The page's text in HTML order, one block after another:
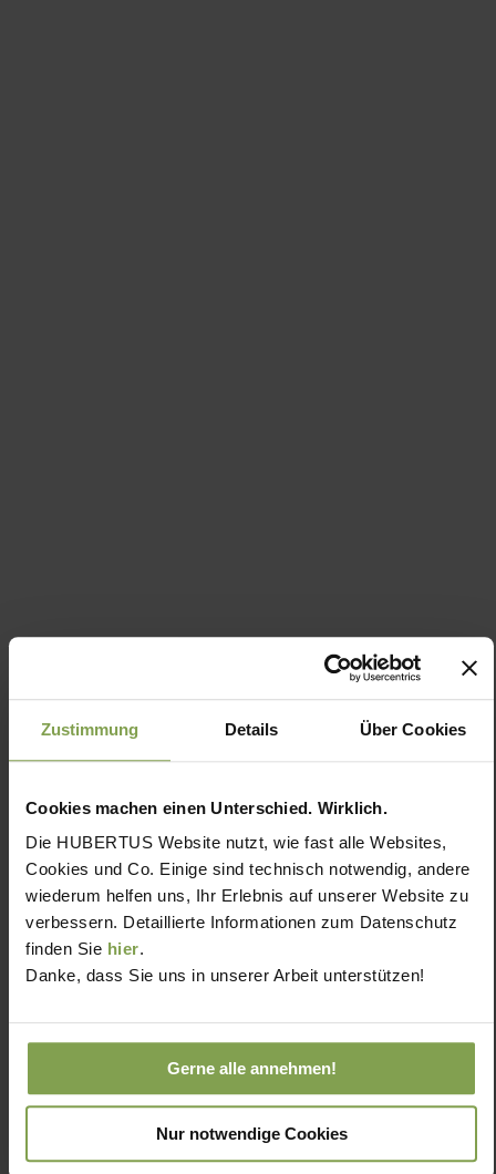
Zustimmung Details Über Cookies
Cookies machen einen Unterschied. Wirklich.
Die HUBERTUS Website nutzt, wie fast alle Websites,
Cookies und Co. Einige sind technisch notwendig, andere
wiederum helfen uns, Ihr Erlebnis auf unserer Website zu
verbessern. Detaillierte Informationen zum Datenschutz
finden Sie hier.
Danke, dass Sie uns in unserer Arbeit unterstützen!
Gerne alle annehmen!
Nur notwendige Cookies